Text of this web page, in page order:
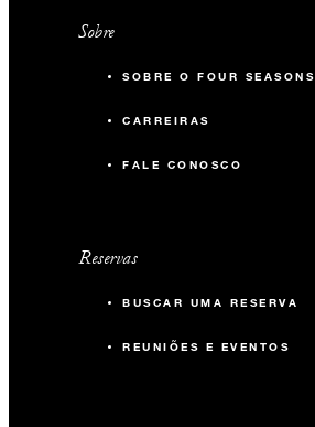
Sobre
SOBRE O FOUR SEASONS
CARREIRAS
FALE CONOSCO
Reservas
BUSCAR UMA RESERVA
REUNIÕES E EVENTOS